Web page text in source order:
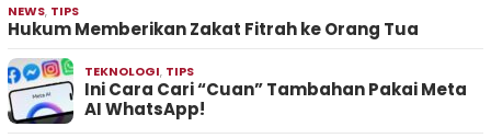
NEWS, TIPS
Hukum Memberikan Zakat Fitrah ke Orang Tua
TEKNOLOGI, TIPS
Ini Cara Cari “Cuan” Tambahan Pakai Meta
AI WhatsApp!